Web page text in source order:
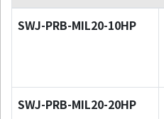
SWJ-PRB-MIL20-10HP
SWJ-PRB-MIL20-20HP